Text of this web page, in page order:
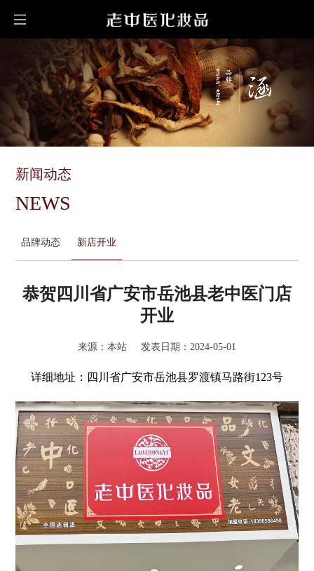
新闻动态
NEWS
品牌动态 新店开业
恭贺四川省广安市岳池县老中医门店
开业
来源：本站 发表日期：2024-05-01
详细地址：四川省广安市岳池县罗渡镇马路街123号